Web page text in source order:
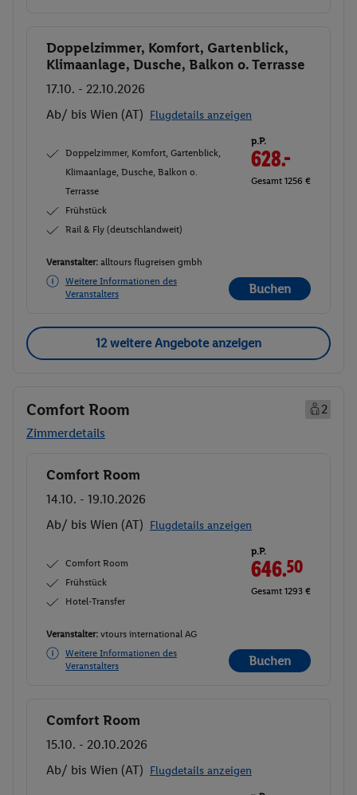
Buchen
Doppelzimmer, Komfort, Gartenblick,
Klimaanlage, Dusche, Balkon o. Terrasse
17.10. - 22.10.2026
Ab/ bis Wien (AT) Flugdetails anzeigen
Doppelzimmer, Komfort, Gartenblick,
Klimaanlage, Dusche, Balkon o.
Terrasse
Frühstück
Rail & Fly (deutschlandweit)
p.P.
628.-
Gesamt 1256 €
Veranstalter: alltours flugreisen gmbh
Weitere Informationen des
Veranstalters
Buchen
12 weitere Angebote anzeigen
Comfort Room
2
Zimmerdetails
Buchen
Comfort Room
14.10. - 19.10.2026
Ab/ bis Wien (AT) Flugdetails anzeigen
Comfort Room
Frühstück
Hotel-Transfer
p.P.
646.50
Gesamt 1293 €
Veranstalter: vtours international AG
Weitere Informationen des
Veranstalters
Buchen
Buchen
Comfort Room
15.10. - 20.10.2026
Ab/ bis Wien (AT) Flugdetails anzeigen